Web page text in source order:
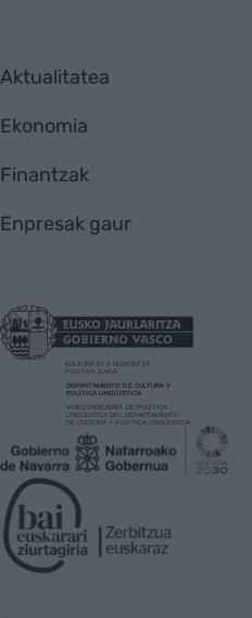
Aktualitatea
Ekonomia
Finantzak
Enpresak gaur